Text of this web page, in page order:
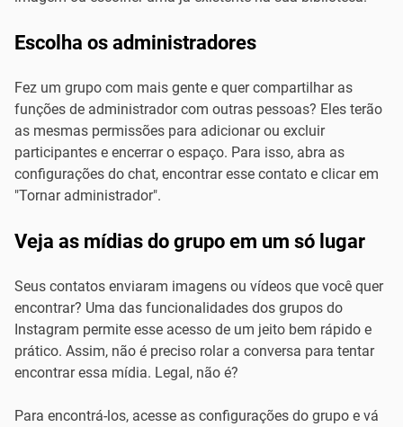
Escolha os administradores
Fez um grupo com mais gente e quer compartilhar as
funções de administrador com outras pessoas? Eles terão
as mesmas permissões para adicionar ou excluir
participantes e encerrar o espaço. Para isso, abra as
configurações do chat, encontrar esse contato e clicar em
"Tornar administrador".
Veja as mídias do grupo em um só lugar
Seus contatos enviaram imagens ou vídeos que você quer
encontrar? Uma das funcionalidades dos grupos do
Instagram permite esse acesso de um jeito bem rápido e
prático. Assim, não é preciso rolar a conversa para tentar
encontrar essa mídia. Legal, não é?
Para encontrá-los, acesse as configurações do grupo e vá